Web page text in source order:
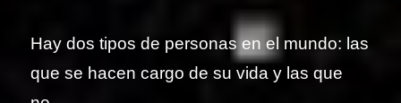
Hay dos tipos de personas en el mundo: las
que se hacen cargo de su vida y las que